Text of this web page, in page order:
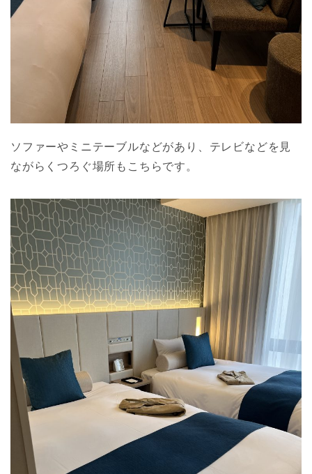
ソファーやミニテーブルなどがあり、テレビなどを見
ながらくつろぐ場所もこちらです。